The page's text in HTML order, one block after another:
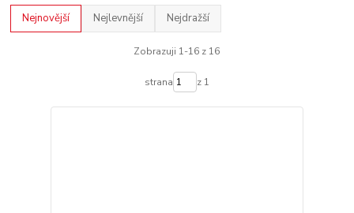
Nejnovější Nejlevnější Nejdražší
Zobrazuji 1-16 z 16
strana z 1